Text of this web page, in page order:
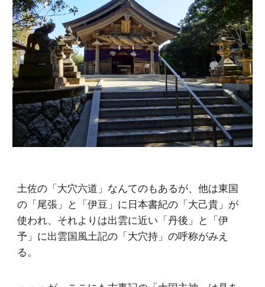
土佐の「大穴六道」なんてのもあるが、他は東国
の「尾張」と「伊豆」に日本書紀の「大己貴」が
使われ、それよりは出雲に近い「丹後」と「伊
予」に出雲国風土記の「大穴持」の呼称がみえ
る。